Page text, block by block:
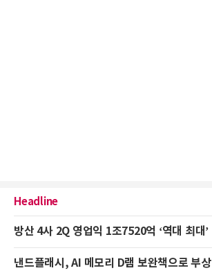
Headline
방산 4사 2Q 영업익 1조7520억 ‘역대 최대’
낸드플래시, AI 메모리 D램 보완책으로 부상